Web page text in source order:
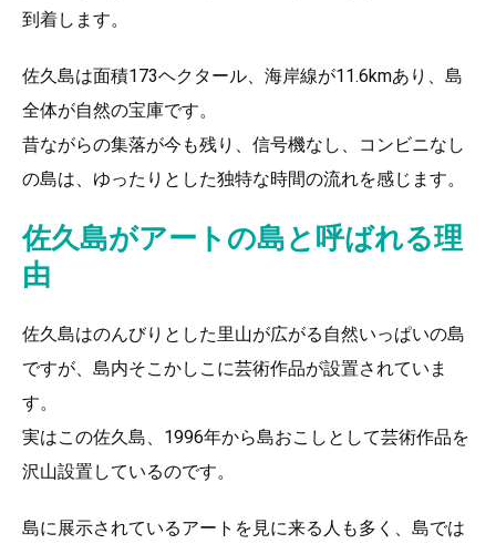
到着します。
佐久島は面積173ヘクタール、海岸線が11.6kmあり、島
全体が自然の宝庫です。
昔ながらの集落が今も残り、信号機なし、コンビニなし
の島は、ゆったりとした独特な時間の流れを感じます。
佐久島がアートの島と呼ばれる理
由
佐久島はのんびりとした里山が広がる自然いっぱいの島
ですが、島内そこかしこに芸術作品が設置されていま
す。
実はこの佐久島、1996年から島おこしとして芸術作品を
沢山設置しているのです。
島に展示されているアートを見に来る人も多く、島では